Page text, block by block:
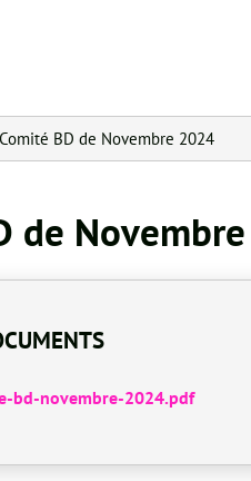
BD de Novembre 2024
de
bd-novembre-2024.pdf